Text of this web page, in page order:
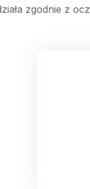
zgodnie z